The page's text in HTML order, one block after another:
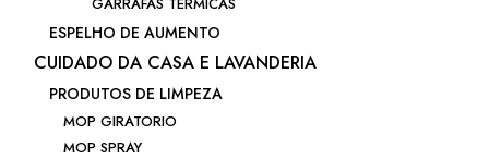
ESPELHO DE AUMENTO
CUIDADO DA CASA E LAVANDERIA
PRODUTOS DE LIMPEZA
MOP GIRATORIO
MOP SPRAY